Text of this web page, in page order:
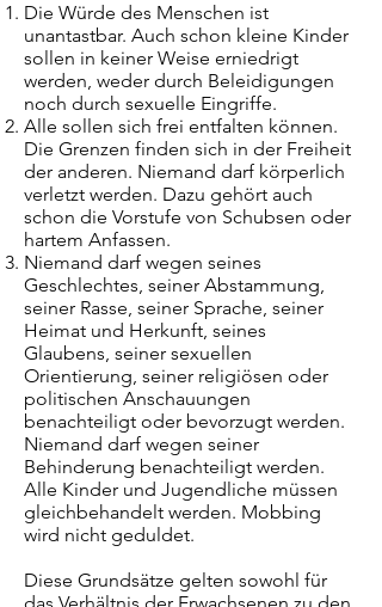
Die Würde des Menschen ist
unantastbar. Auch schon kleine Kinder
sollen in keiner Weise erniedrigt
werden, weder durch Beleidigungen
noch durch sexuelle Eingriffe.
Alle sollen sich frei entfalten können.
Die Grenzen finden sich in der Freiheit
der anderen. Niemand darf körperlich
verletzt werden. Dazu gehört auch
schon die Vorstufe von Schubsen oder
hartem Anfassen.
Niemand darf wegen seines
Geschlechtes, seiner Abstammung,
seiner Rasse, seiner Sprache, seiner
Heimat und Herkunft, seines
Glaubens, seiner sexuellen
Orientierung, seiner religiösen oder
politischen Anschauungen
benachteiligt oder bevorzugt werden.
Niemand darf wegen seiner
Behinderung benachteiligt werden.
Alle Kinder und Jugendliche müssen
gleichbehandelt werden. Mobbing
wird nicht geduldet.
Diese Grundsätze gelten sowohl für